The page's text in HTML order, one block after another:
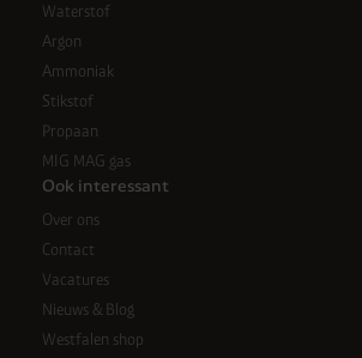
Waterstof
Argon
Ammoniak
Stikstof
Propaan
MIG MAG gas
Ook interessant
Over ons
Contact
Vacatures
Nieuws & Blog
Westfalen shop